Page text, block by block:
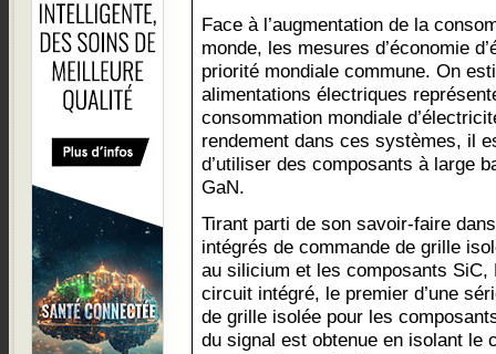
Face à l’augmentation de la
monde, les mesures d’économie
priorité mondiale commune. On
alimentations électriques
consommation mondiale
rendement dans ces systèmes, il
d’utiliser des composants à large
GaN.
Tirant parti de son savoir-faire
intégrés de commande de grille
au silicium et les composants SiC,
circuit intégré, le premier d’une
de grille isolée pour les
du signal est obtenue en isolant le